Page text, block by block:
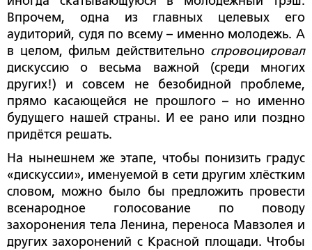
Впрочем, одна из главных целевых его
аудиторий, судя по всему – именно молодежь. А
в целом, фильм действительно спровоцировал
дискуссию о весьма важной (среди многих
других!) и совсем не безобидной проблеме,
прямо касающейся не прошлого – но именно
будущего нашей страны. И ее рано или поздно
придётся решать.
На нынешнем же этапе, чтобы понизить градус
«дискуссии», именуемой в сети другим хлёстким
словом, можно было бы предложить провести
всенародное голосование по поводу
захоронения тела Ленина, переноса Мавзолея и
других захоронений с Красной площади. Чтобы